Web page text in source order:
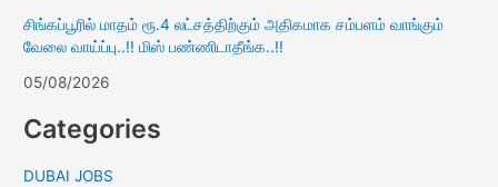
சிங்கப்பூரில் மாதம் ரூ.4 லட்சத்திற்கும் அதிகமாக சம்பளம் வாங்கும்
வேலை வாய்ப்பு..!! மிஸ் பண்ணிடாதீங்க..!!
05/08/2026
Categories
DUBAI JOBS